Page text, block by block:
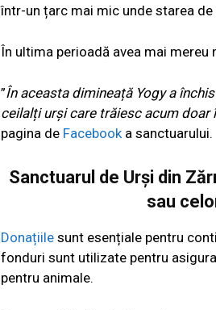
într-un țarc mai mic unde starea
În ultima perioadă avea mai mereu
”În aceasta dimineață Yogy a
ceilalți urși care trăiesc acum doar
pagina de Facebook a sanctuarului.
Sanctuarul de Urși din
sau
Donațiile sunt esențiale pentru
fonduri sunt utilizate pentru
pentru animale.